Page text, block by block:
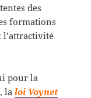
des
formations
pour la
laloi Voynet